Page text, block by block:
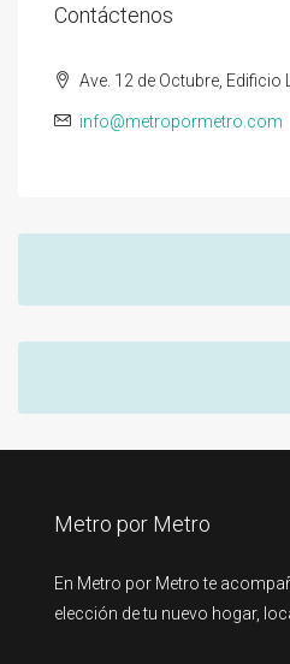
Contáctenos
Ave. 12 de Octubre, Edificio
info@metropormetro.com
Metro por Metro
En Metro por Metro te
elección de tu nuevo hogar,